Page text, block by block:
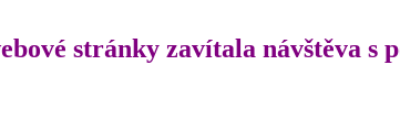
stránky zavítala návštěva s